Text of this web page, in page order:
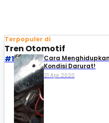
Terpopuler di
Tren Otomotif
#1
Cara
Kondisi Darurat!
21 Apr 2020